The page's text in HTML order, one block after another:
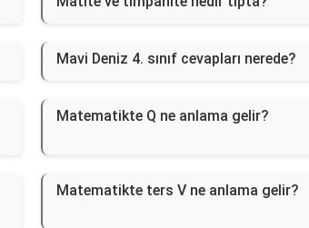
Mavi Deniz 4. sınıf cevapları nerede?
Matematikte Q ne anlama gelir?
Matematikte ters V ne anlama gelir?